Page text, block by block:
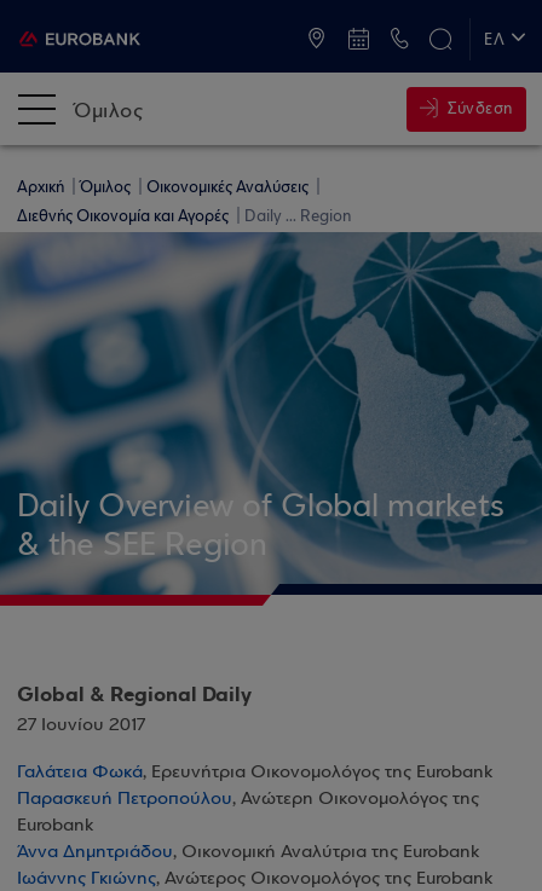
ΕΛ
Όμιλος Σύνδεση
Αρχική Όμιλος
Οικονομικές Αναλύσεις
Διεθνής Οικονομία και Αγορές
Daily ... Region
Daily Overview of Global markets
& the SEE Region
Global & Regional Daily
27 Ιουνίου 2017
Γαλάτεια Φωκά, Ερευνήτρια Οικονομολόγος της Eurobank
Παρασκευή Πετροπούλου, Ανώτερη Οικονομολόγος της
Eurobank
Άννα Δημητριάδου, Οικονομική Αναλύτρια της Eurobank
Ιωάννης Γκιώνης, Ανώτερος Οικονομολόγος της Eurobank